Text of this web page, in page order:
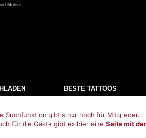
Motive
BESTE TATTOOS
Suchfunktion gibt's nur noch für Mitglieder.
für die Gäste gibt es hier eine Seite mit